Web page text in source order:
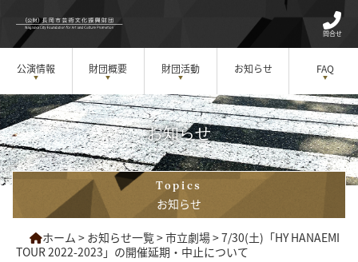
問合せ
公演情報 財団概要 財団活動 お知らせ FAQ
お知らせ
Topics
お知らせ
ホーム > お知らせ一覧>市立劇場>7/30(土)「HY HANAEMI
TOUR 2022-2023」の開催延期・中止について